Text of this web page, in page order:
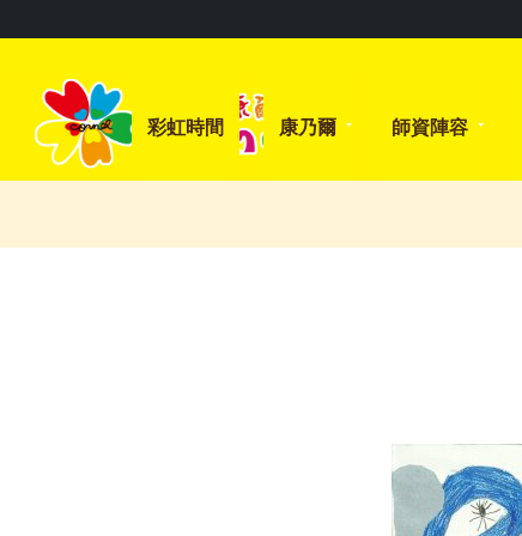
彩虹時間 康乃爾 師資陣容